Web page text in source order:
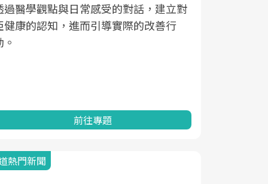
過醫學觀點與日常感受的對話，建立對
健康的認知，進而引導實際的改善行
前往專題
熱門新聞